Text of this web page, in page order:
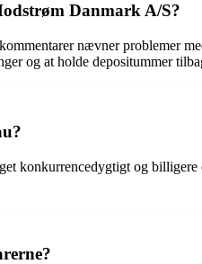
Danmark A/S?
nævner problemer
og at holde depositummer
konkurrencedygtigt og